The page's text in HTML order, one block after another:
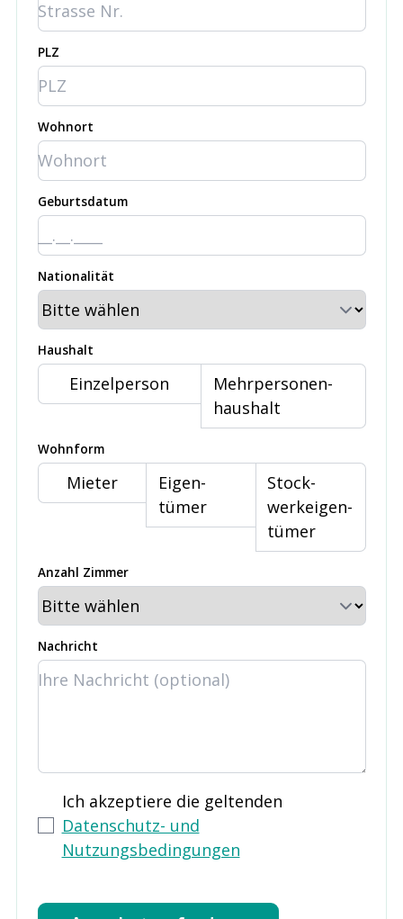
PLZ
Wohnort
Geburtsdatum
Nationalität
Haushalt
Einzel­person
Mehr­personen­
haushalt
Wohnform
Mieter
Eigen­
tümer
Stock­
werk­eigen­
tümer
Anzahl Zimmer
Nachricht
Ich akzeptiere die geltenden
Datenschutz- und
Nutzungsbedingungen